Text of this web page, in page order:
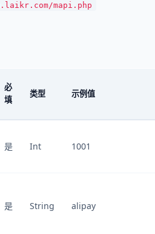
mapi.php
必
填
类型 示例值
是 Int 1001
是 String alipay